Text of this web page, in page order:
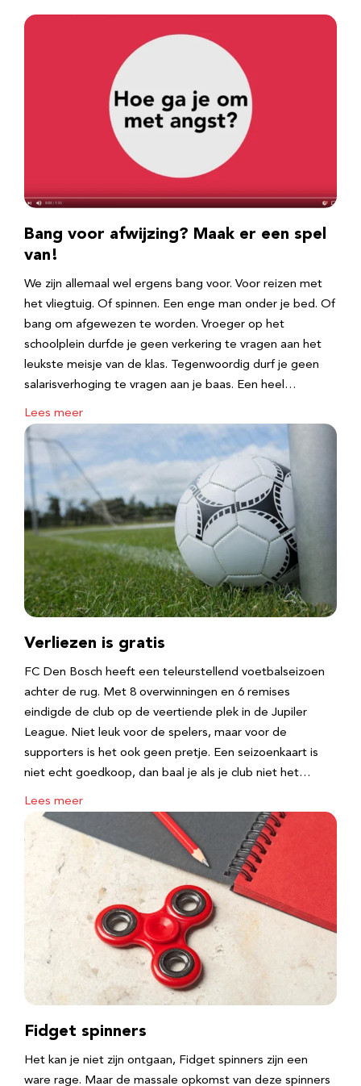
Bang voor afwijzing? Maak er een spel
van!
We zijn allemaal wel ergens bang voor. Voor reizen met
het vliegtuig. Of spinnen. Een enge man onder je bed. Of
bang om afgewezen te worden. Vroeger op het
schoolplein durfde je geen verkering te vragen aan het
leukste meisje van de klas. Tegenwoordig durf je geen
salarisverhoging te vragen aan je baas. Een heel…
Lees meer
Verliezen is gratis
FC Den Bosch heeft een teleurstellend voetbalseizoen
achter de rug. Met 8 overwinningen en 6 remises
eindigde de club op de veertiende plek in de Jupiler
League. Niet leuk voor de spelers, maar voor de
supporters is het ook geen pretje. Een seizoenkaart is
niet echt goedkoop, dan baal je als je club niet het…
Lees meer
Fidget spinners
Het kan je niet zijn ontgaan, Fidget spinners zijn een
ware rage. Maar de massale opkomst van deze spinners